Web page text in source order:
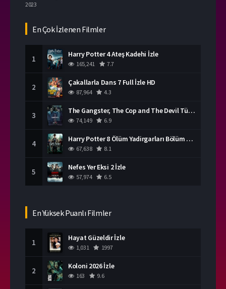
2023
En Çok İzlenen Filmler
1 Harry Potter 4 Ateş Kadehi İzle
165,241 7.7
2 Çakallarla Dans 7 Full İzle HD
87,964 4.3
3 The Gangster, The Cop and The Devil Türkçe Dublaj İzle
74,149 6.9
4 Harry Potter 8 Ölüm Yadirgarları Bölüm 2 İzle
67,638 8.1
5 Nefes Yer Eksi 2 İzle
57,974 6.5
En Yüksek Puanlı Filmler
1 Hayat Güzeldir İzle
1,031 1997
2 Koloni 2026 İzle
163 9.6